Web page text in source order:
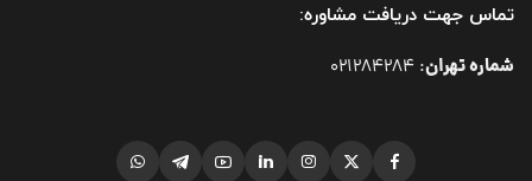
تماس جهت دریافت مشاوره:
شماره تهران:
021284284